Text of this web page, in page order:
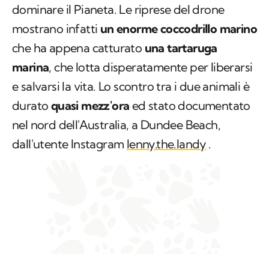
dominare il Pianeta. Le riprese del drone
mostrano infatti un enorme coccodrillo marino
che ha appena catturato una tartaruga
marina, che lotta disperatamente per liberarsi
e salvarsi la vita. Lo scontro tra i due animali è
durato quasi mezz'ora ed stato documentato
nel nord dell'Australia, a Dundee Beach,
dall'utente Instagram lenny.the.landy .